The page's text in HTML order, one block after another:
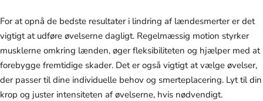
For at opnå de bedste resultater i lindring af lændesmerter er det
vigtigt at udføre øvelserne dagligt. Regelmæssig motion styrker
musklerne omkring lænden, øger fleksibiliteten og hjælper med at
forebygge fremtidige skader. Det er også vigtigt at vælge øvelser,
der passer til dine individuelle behov og smerteplacering. Lyt til din
krop og juster intensiteten af øvelserne, hvis nødvendigt.